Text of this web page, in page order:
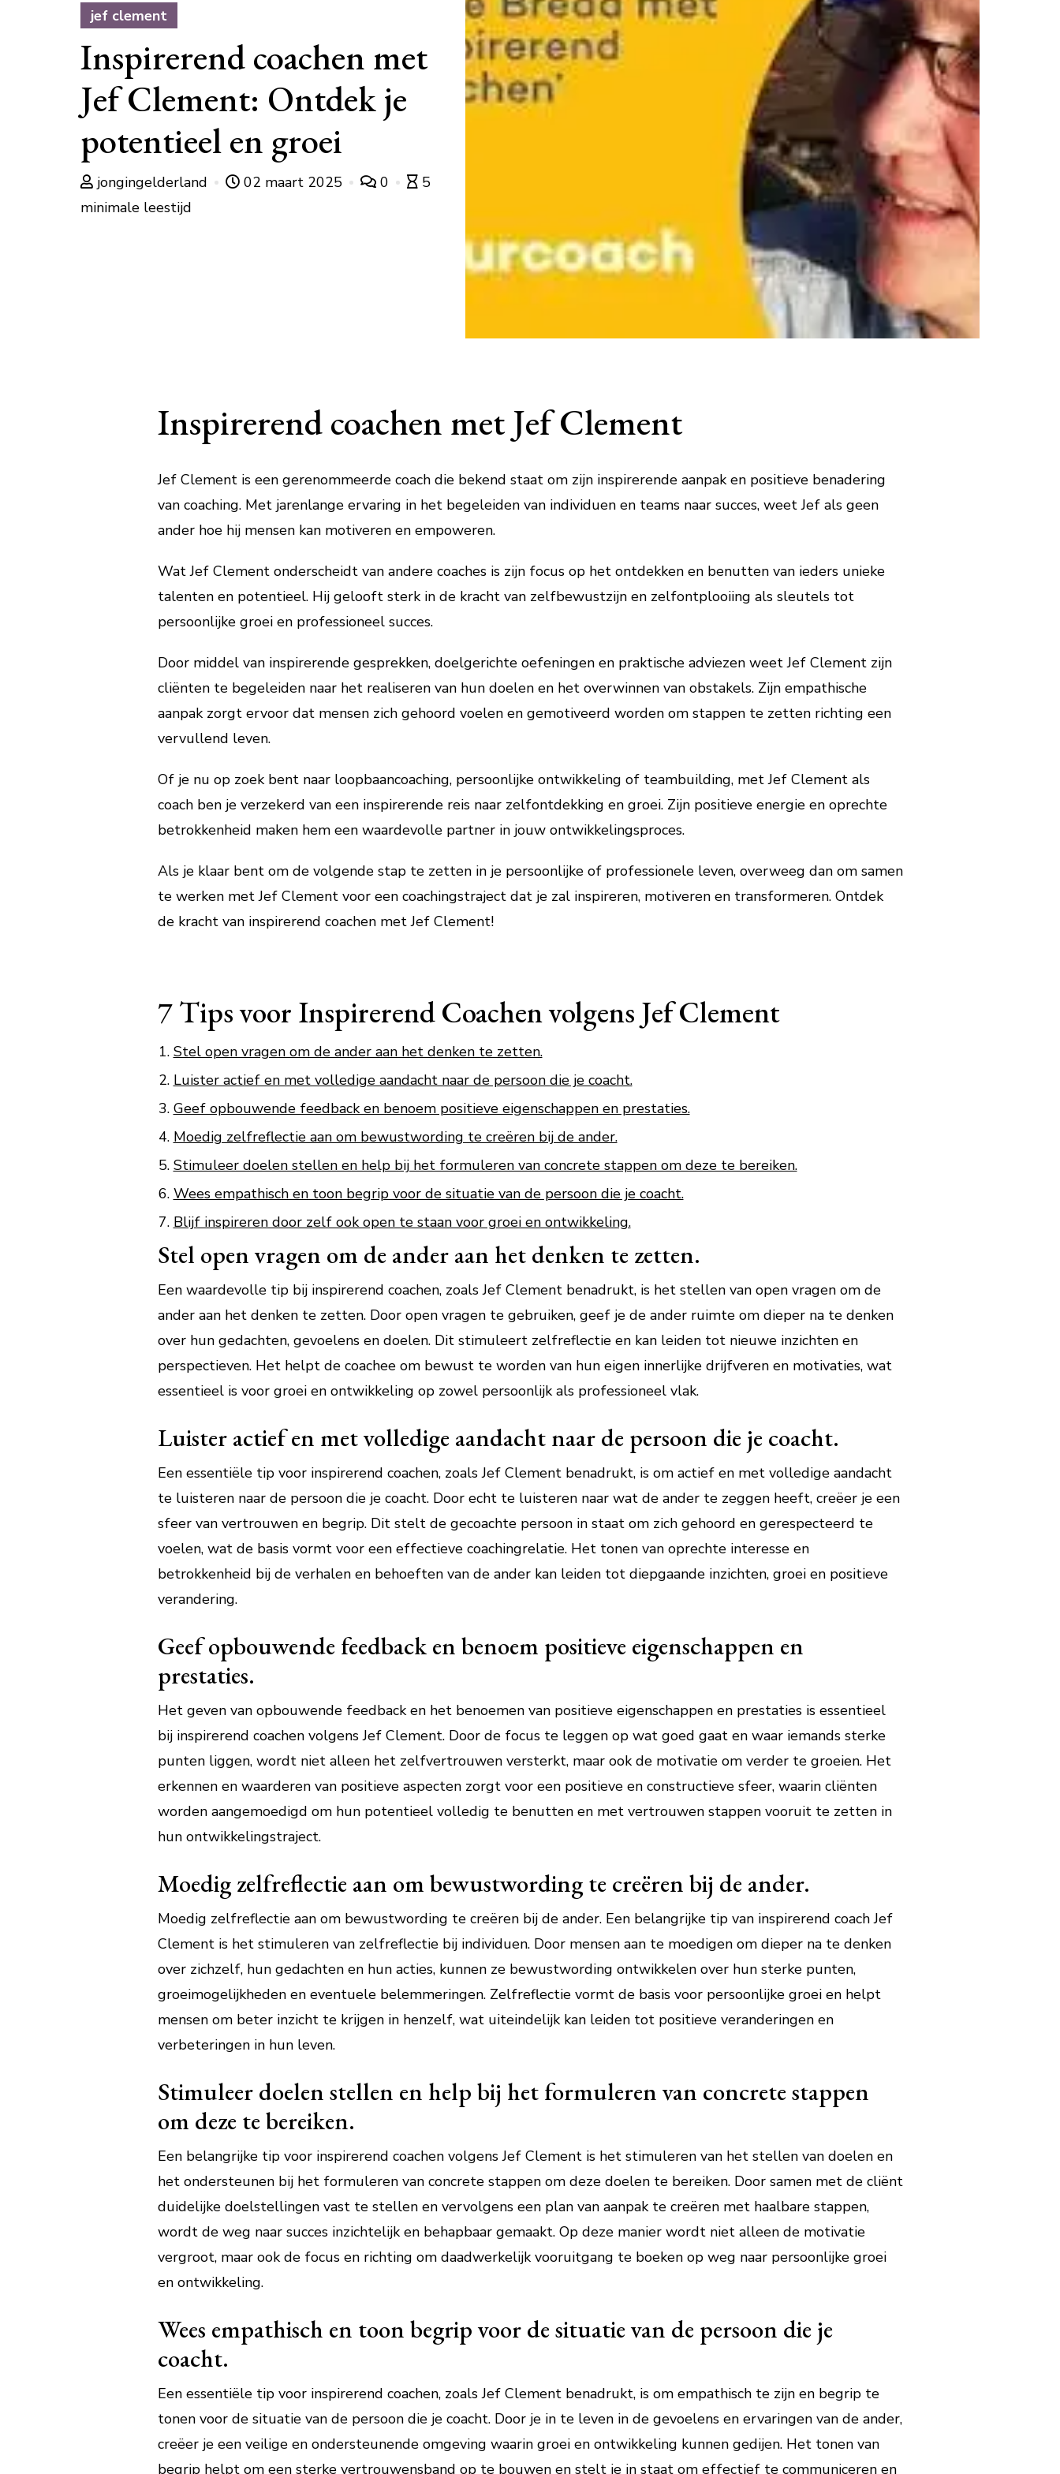
jef clement
Inspirerend coachen met
Jef Clement: Ontdek je
potentieel en groei
jongingelderland 02 maart 2025 0
5
minimale leestijd
Inspirerend coachen met Jef Clement
Jef Clement is een gerenommeerde coach die bekend staat om zijn inspirerende aanpak en positieve benadering
van coaching. Met jarenlange ervaring in het begeleiden van individuen en teams naar succes, weet Jef als geen
ander hoe hij mensen kan motiveren en empoweren.
Wat Jef Clement onderscheidt van andere coaches is zijn focus op het ontdekken en benutten van ieders unieke
talenten en potentieel. Hij gelooft sterk in de kracht van zelfbewustzijn en zelfontplooiing als sleutels tot
persoonlijke groei en professioneel succes.
Door middel van inspirerende gesprekken, doelgerichte oefeningen en praktische adviezen weet Jef Clement zijn
cliënten te begeleiden naar het realiseren van hun doelen en het overwinnen van obstakels. Zijn empathische
aanpak zorgt ervoor dat mensen zich gehoord voelen en gemotiveerd worden om stappen te zetten richting een
vervullend leven.
Of je nu op zoek bent naar loopbaancoaching, persoonlijke ontwikkeling of teambuilding, met Jef Clement als
coach ben je verzekerd van een inspirerende reis naar zelfontdekking en groei. Zijn positieve energie en oprechte
betrokkenheid maken hem een waardevolle partner in jouw ontwikkelingsproces.
Als je klaar bent om de volgende stap te zetten in je persoonlijke of professionele leven, overweeg dan om samen
te werken met Jef Clement voor een coachingstraject dat je zal inspireren, motiveren en transformeren. Ontdek
de kracht van inspirerend coachen met Jef Clement!
7 Tips voor Inspirerend Coachen volgens Jef Clement
Stel open vragen om de ander aan het denken te zetten.
Luister actief en met volledige aandacht naar de persoon die je coacht.
Geef opbouwende feedback en benoem positieve eigenschappen en prestaties.
Moedig zelfreflectie aan om bewustwording te creëren bij de ander.
Stimuleer doelen stellen en help bij het formuleren van concrete stappen om deze te bereiken.
Wees empathisch en toon begrip voor de situatie van de persoon die je coacht.
Blijf inspireren door zelf ook open te staan voor groei en ontwikkeling.
Stel open vragen om de ander aan het denken te zetten.
Een waardevolle tip bij inspirerend coachen, zoals Jef Clement benadrukt, is het stellen van open vragen om de
ander aan het denken te zetten. Door open vragen te gebruiken, geef je de ander ruimte om dieper na te denken
over hun gedachten, gevoelens en doelen. Dit stimuleert zelfreflectie en kan leiden tot nieuwe inzichten en
perspectieven. Het helpt de coachee om bewust te worden van hun eigen innerlijke drijfveren en motivaties, wat
essentieel is voor groei en ontwikkeling op zowel persoonlijk als professioneel vlak.
Luister actief en met volledige aandacht naar de persoon die je coacht.
Een essentiële tip voor inspirerend coachen, zoals Jef Clement benadrukt, is om actief en met volledige aandacht
te luisteren naar de persoon die je coacht. Door echt te luisteren naar wat de ander te zeggen heeft, creëer je een
sfeer van vertrouwen en begrip. Dit stelt de gecoachte persoon in staat om zich gehoord en gerespecteerd te
voelen, wat de basis vormt voor een effectieve coachingrelatie. Het tonen van oprechte interesse en
betrokkenheid bij de verhalen en behoeften van de ander kan leiden tot diepgaande inzichten, groei en positieve
verandering.
Geef opbouwende feedback en benoem positieve eigenschappen en
prestaties.
Het geven van opbouwende feedback en het benoemen van positieve eigenschappen en prestaties is essentieel
bij inspirerend coachen volgens Jef Clement. Door de focus te leggen op wat goed gaat en waar iemands sterke
punten liggen, wordt niet alleen het zelfvertrouwen versterkt, maar ook de motivatie om verder te groeien. Het
erkennen en waarderen van positieve aspecten zorgt voor een positieve en constructieve sfeer, waarin cliënten
worden aangemoedigd om hun potentieel volledig te benutten en met vertrouwen stappen vooruit te zetten in
hun ontwikkelingstraject.
Moedig zelfreflectie aan om bewustwording te creëren bij de ander.
Moedig zelfreflectie aan om bewustwording te creëren bij de ander. Een belangrijke tip van inspirerend coach Jef
Clement is het stimuleren van zelfreflectie bij individuen. Door mensen aan te moedigen om dieper na te denken
over zichzelf, hun gedachten en hun acties, kunnen ze bewustwording ontwikkelen over hun sterke punten,
groeimogelijkheden en eventuele belemmeringen. Zelfreflectie vormt de basis voor persoonlijke groei en helpt
mensen om beter inzicht te krijgen in henzelf, wat uiteindelijk kan leiden tot positieve veranderingen en
verbeteringen in hun leven.
Stimuleer doelen stellen en help bij het formuleren van concrete stappen
om deze te bereiken.
Een belangrijke tip voor inspirerend coachen volgens Jef Clement is het stimuleren van het stellen van doelen en
het ondersteunen bij het formuleren van concrete stappen om deze doelen te bereiken. Door samen met de cliënt
duidelijke doelstellingen vast te stellen en vervolgens een plan van aanpak te creëren met haalbare stappen,
wordt de weg naar succes inzichtelijk en behapbaar gemaakt. Op deze manier wordt niet alleen de motivatie
vergroot, maar ook de focus en richting om daadwerkelijk vooruitgang te boeken op weg naar persoonlijke groei
en ontwikkeling.
Wees empathisch en toon begrip voor de situatie van de persoon die je
coacht.
Een essentiële tip voor inspirerend coachen, zoals Jef Clement benadrukt, is om empathisch te zijn en begrip te
tonen voor de situatie van de persoon die je coacht. Door je in te leven in de gevoelens en ervaringen van de ander,
creëer je een veilige en ondersteunende omgeving waarin groei en ontwikkeling kunnen gedijen. Het tonen van
begrip helpt om een sterke vertrouwensband op te bouwen en stelt je in staat om effectief te communiceren en